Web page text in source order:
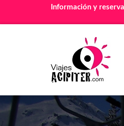
Información y